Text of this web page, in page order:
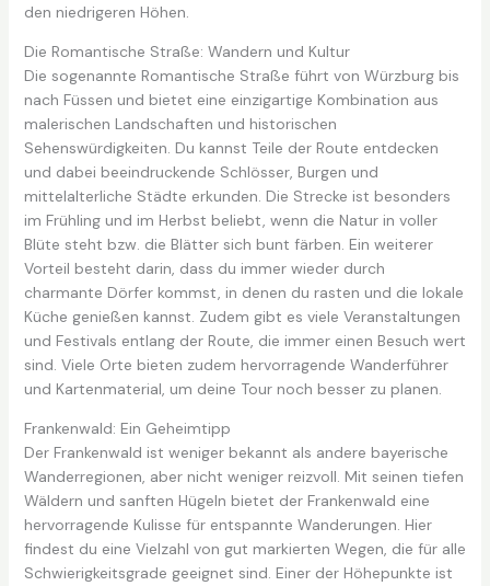
den niedrigeren Höhen.
Die Romantische Straße: Wandern und Kultur
Die sogenannte Romantische Straße führt von Würzburg bis
nach Füssen und bietet eine einzigartige Kombination aus
malerischen Landschaften und historischen
Sehenswürdigkeiten. Du kannst Teile der Route entdecken
und dabei beeindruckende Schlösser, Burgen und
mittelalterliche Städte erkunden. Die Strecke ist besonders
im Frühling und im Herbst beliebt, wenn die Natur in voller
Blüte steht bzw. die Blätter sich bunt färben. Ein weiterer
Vorteil besteht darin, dass du immer wieder durch
charmante Dörfer kommst, in denen du rasten und die lokale
Küche genießen kannst. Zudem gibt es viele Veranstaltungen
und Festivals entlang der Route, die immer einen Besuch wert
sind. Viele Orte bieten zudem hervorragende Wanderführer
und Kartenmaterial, um deine Tour noch besser zu planen.
Frankenwald: Ein Geheimtipp
Der Frankenwald ist weniger bekannt als andere bayerische
Wanderregionen, aber nicht weniger reizvoll. Mit seinen tiefen
Wäldern und sanften Hügeln bietet der Frankenwald eine
hervorragende Kulisse für entspannte Wanderungen. Hier
findest du eine Vielzahl von gut markierten Wegen, die für alle
Schwierigkeitsgrade geeignet sind. Einer der Höhepunkte ist